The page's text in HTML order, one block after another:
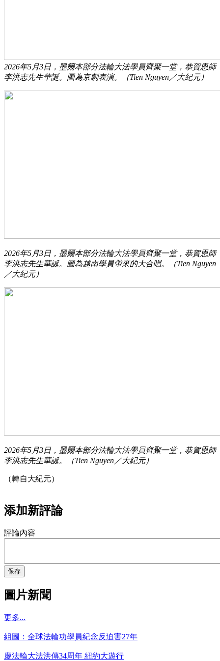
2026年5月3日，墨爾本部分法輪大法學員齊聚一堂，恭賀恩師
李洪志先生華誕。圖為京劇表演。（Tien Nguyen／大紀元）
2026年5月3日，墨爾本部分法輪大法學員齊聚一堂，恭賀恩師
李洪志先生華誕。圖為越南學員帶來的大合唱。（Tien Nguyen
／大紀元）
2026年5月3日，墨爾本部分法輪大法學員齊聚一堂，恭賀恩師
李洪志先生華誕。（Tien Nguyen／大紀元）
（轉自大紀元）
添加新評論
評論內容
保存
圖片新聞
更多...
組圖：全球法輪功學員紀念反迫害27年
慶法輪大法洪傳34周年 紐約大遊行